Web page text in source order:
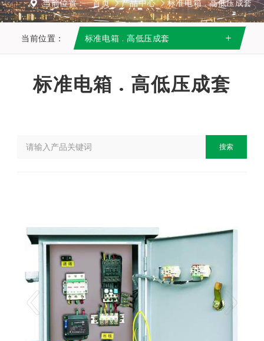
当前位置： 首页 产品中心 标准电箱 . 高低压成套
当前位置： 标准电箱 . 高低压成套
标准电箱 . 高低压成套
搜索